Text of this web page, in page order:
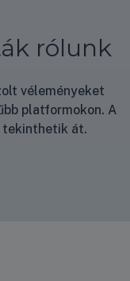
rólunk
véleményeket
platformokon. A
tekinthetik át.